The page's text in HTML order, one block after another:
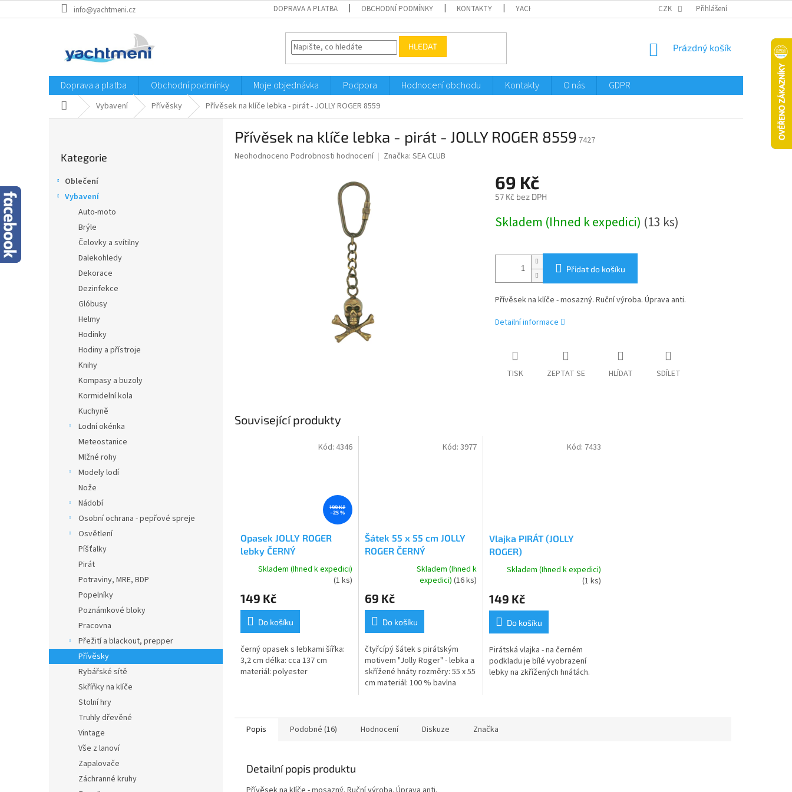
na
info@yachtmeni.cz DOPRAVA A PLATBA OBCHODNÍ PODMÍNKY KONTAKTY YACHTMENI CZK Přihlášení
HLEDAT
NÁKUPNÍ
Prázdný košík
Doprava a platba Obchodní podmínky Moje objednávka Podpora Hodnocení obchodu Kontakty O nás GDPR
Domů Vybavení Přívěsky Přívěsek na klíče lebka - pirát - JOLLY ROGER 8559
kategorie
Kategorie
Oblečení
Vybavení
Auto-moto
Brýle
Čelovky a svítilny
Dalekohledy
Dekorace
Dezinfekce
Glóbusy
Helmy
Hodinky
Hodiny a přístroje
Knihy
Kompasy a buzoly
Kormidelní kola
Kuchyně
Lodní okénka
Meteostanice
Mlžné rohy
Modely lodí
Nože
Nádobí
Osobní ochrana - pepřové spreje
Osvětlení
Píšťalky
Pirát
Potraviny, MRE, BDP
Popelníky
Poznámkové bloky
Pracovna
Přežití a blackout, prepper
Přívěsky
Rybářské sítě
Skříňky na klíče
Stolní hry
Truhly dřevěné
Vintage
Vše z lanoví
Zapalovače
Záchranné kruhy
Přívěsek na klíče lebka - pirát - JOLLY ROGER 8559 7427
Průměrné
Neohodnoceno Podrobnosti hodnocení Značka: SEA CLUB
69 Kč
57 Kč bez DPH
cena:
Skladem (Ihned k expedici) (13 ks)
Přidat do košíku
Přívěsek na klíče - mosazný. Ruční výroba. Úprava anti.
Detailní informace
TISK ZEPTAT SE HLÍDAT SDÍLET
Související produkty
199 Kč
–25 %
Opasek JOLLY ROGER
lebky ČERNÝ
Skladem (Ihned k expedici)
(1 ks)
149 Kč
Do košíku
černý opasek s lebkami šířka:
3,2 cm délka: cca 137 cm
materiál: polyester
Kód: 4346
Šátek 55 x 55 cm JOLLY
ROGER ČERNÝ
produktu
je
5,0
z
5
hvězdiček.
Skladem (Ihned k
expedici) (16 ks)
69 Kč
Do košíku
čtyřcípý šátek s pirátským
motivem "Jolly Roger" - lebka a
skřížené hnáty rozměry: 55 x 55
cm materiál: 100 % bavlna
Kód: 3977
Vlajka PIRÁT (JOLLY
ROGER)
Skladem (Ihned k expedici)
(1 ks)
149 Kč
Do košíku
Pirátská vlajka - na černém
podkladu je bílé vyobrazení
lebky na zkřížených hnátách.
Kód: 7433
Popis Podobné (16) Hodnocení Diskuze Značka
Detailní popis produktu